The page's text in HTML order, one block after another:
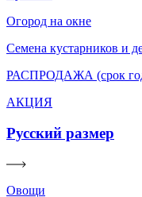
Огород на окне
Семена кустарников и
РАСПРОДАЖА (срок
АКЦИЯ
Русский размер
Овощи